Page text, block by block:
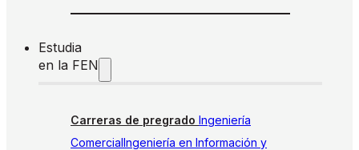
Estudia
en la FEN
Carreras de pregrado Ingeniería
ComercialIngeniería en Información y